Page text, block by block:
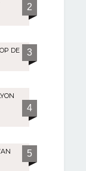
2
DE
3
4
5